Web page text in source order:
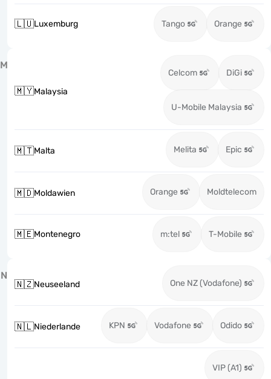
🇱🇺Luxemburg Tango Orange
M
🇲🇾Malaysia
Celcom DiGi
U-Mobile Malaysia
🇲🇹Malta Melita Epic
🇲🇩Moldawien Orange Moldtelecom
🇲🇪Montenegro m:tel T-Mobile
N
🇳🇿Neuseeland One NZ (Vodafone)
🇳🇱Niederlande KPN Vodafone Odido
VIP (A1)